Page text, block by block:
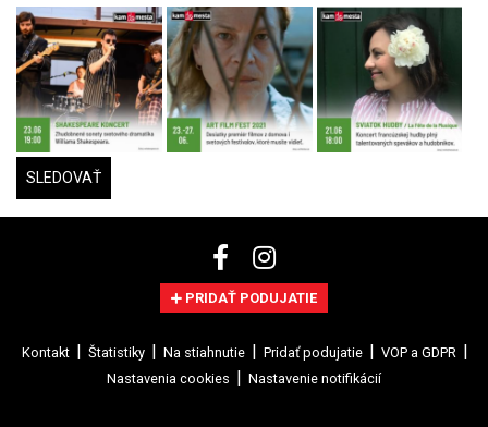
SLEDOVAŤ
PRIDAŤ PODUJATIE
Kontakt Štatistiky Na stiahnutie Pridať podujatie
VOP a GDPR
Nastavenia cookies
Nastavenie notifikácií